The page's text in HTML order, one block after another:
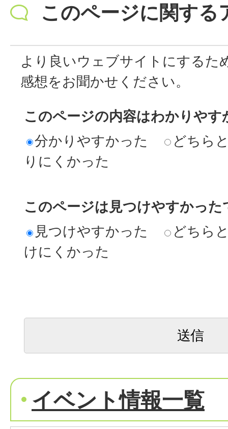
このページに関する
より良いウェブサイトにするた
感想をお聞かせください。
このページの内容はわかりやす
分かりやすかった
どちら
りにくかった
このページは見つけやすかった
見つけやすかった
どちら
けにくかった
イベント情報一覧